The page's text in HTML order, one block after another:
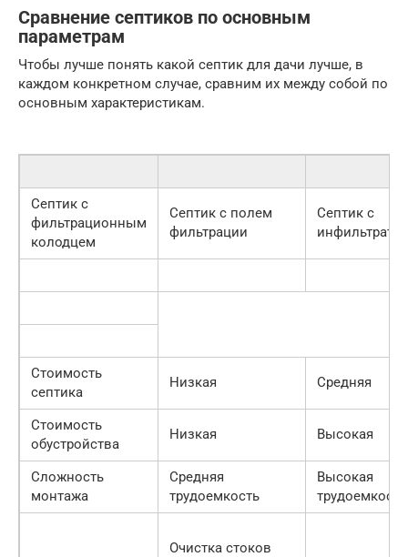
Сравнение септиков по основным
параметрам
Чтобы лучше понять какой септик для дачи лучше, в
каждом конкретном случае, сравним их между собой по
основным характеристикам.
Септик с
фильтрационным
колодцем
Септик с полем
фильтрации
Септик с
Стоимость
септика
Низкая Средняя
Стоимость
обустройства
Низкая Высокая
Сложность
монтажа
Средняя
трудоемкость
Высокая
трудоемкость
Очистка стоков